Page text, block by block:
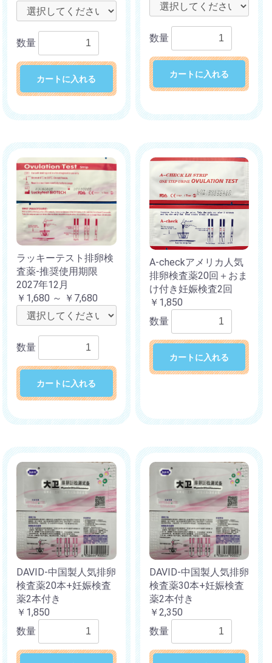
数量
カートに入れる
数量
カートに入れる
ラッキーテスト排卵検
査薬-推奨使用期限
2027年12月
￥1,680 ～ ￥7,680
数量
カートに入れる
A-checkアメリカ人気
排卵検査薬20回＋おま
け付き妊娠検査2回
￥1,850
数量
カートに入れる
DAVID-中国製人気排卵
検査薬20本+妊娠検査
薬2本付き
￥1,850
数量
DAVID-中国製人気排卵
検査薬30本+妊娠検査
薬2本付き
￥2,350
数量